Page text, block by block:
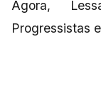
Agora,
Progressistas